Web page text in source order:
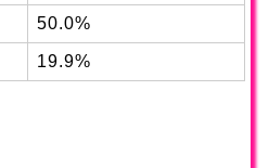
50.0%
19.9%